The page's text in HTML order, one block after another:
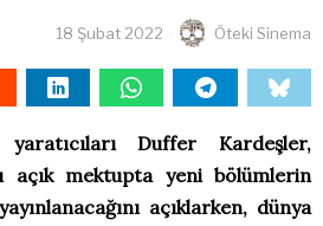
18 Şubat 2022 Öteki Sinema
Duffer Kardeşler,
açık mektupta yeni bölümlerin
açıklarken, dünya